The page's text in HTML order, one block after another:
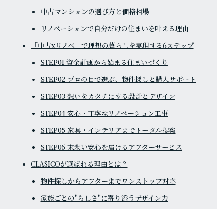
中古マンションの選び方と価格相場
リノベーションで自分だけの住まいを叶える理由
「中古xリノベ」で理想の暮らしを実現する6ステップ
STEP01 資金計画から始まる住まいづくり
STEP02 プロの目で選ぶ、物件探しと購入サポート
STEP03 想いをカタチにする設計とデザイン
STEP04 安心・丁寧なリノベーション工事
STEP05 家具・インテリアまでトータル提案
STEP06 末永い安心を届けるアフターサービス
CLASICOが選ばれる理由とは？
物件探しからアフターまでワンストップ対応
家族ごとの"らしさ"に寄り添うデザイン力